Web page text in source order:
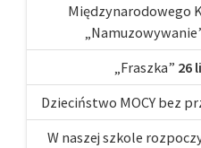
Międzynarodowego
„Fraszka” 26
Dzieciństwo MOCY bez
W naszej szkole